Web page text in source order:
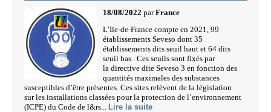
18/08/2022 parFrance
L’Ile-de-France compte en 2021, 99
établissements Seveso dont 35
établissements dits seuil haut et 64 dits
seuil bas . Ces seuils sont fixés par
la directive dite Seveso 3 en fonction des
quantités maximales des substances
susceptibles d’être présentes. Ces sites relèvent de la législation
sur les installations classées pour la protection de l’environnement
(ICPE) du Code de l&rs... Lire la suite